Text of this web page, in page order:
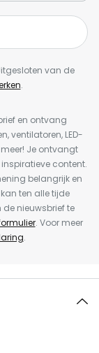
van de
.
en ontvang
ventilatoren, LED-
Je ontvangt
content.
belangrijk en
ten alle tijde
nieuwsbrief te
. Voor meer
.